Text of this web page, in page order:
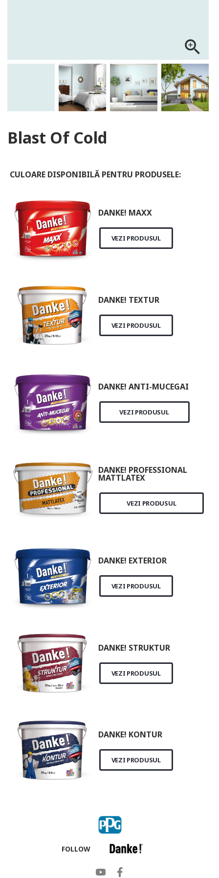
zoom_in
Blast Of Cold
CULOARE DISPONIBILĂ PENTRU PRODUSELE:
DANKE! MAXX
VEZI PRODUSUL
DANKE! TEXTUR
VEZI PRODUSUL
DANKE! ANTI-MUCEGAI
VEZI PRODUSUL
DANKE! PROFESSIONAL
MATTLATEX
VEZI PRODUSUL
DANKE! EXTERIOR
VEZI PRODUSUL
DANKE! STRUKTUR
VEZI PRODUSUL
DANKE! KONTUR
VEZI PRODUSUL
FOLLOW